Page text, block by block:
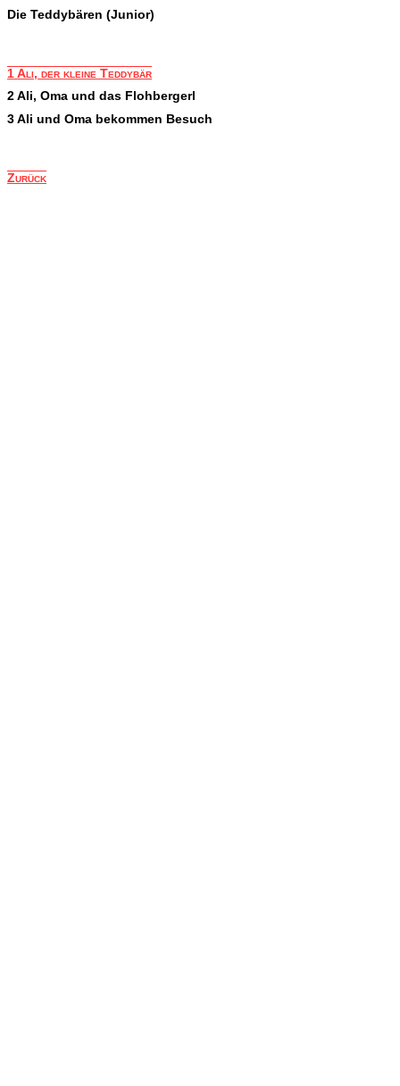
Die Teddybären (Junior)
1 Ali, der kleine Teddybär
2 Ali, Oma und das Flohbergerl
3 Ali und Oma bekommen Besuch
Zurück